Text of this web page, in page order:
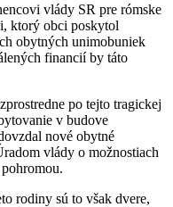
vlády SR pre rómske
ktorý obci poskytol
obytných unimobuniek
financií by táto
po tejto tragickej
v budove
nové obytné
vlády o možnostiach
rodiny sú to však dvere,